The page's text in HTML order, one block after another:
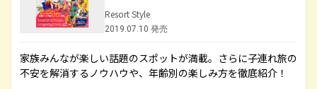
Resort Style
2019.07.10 発売
家族みんなが楽しい話題のスポットが満載。さらに子連れ旅の
不安を解消するノウハウや、年齢別の楽しみ方を徹底紹介！